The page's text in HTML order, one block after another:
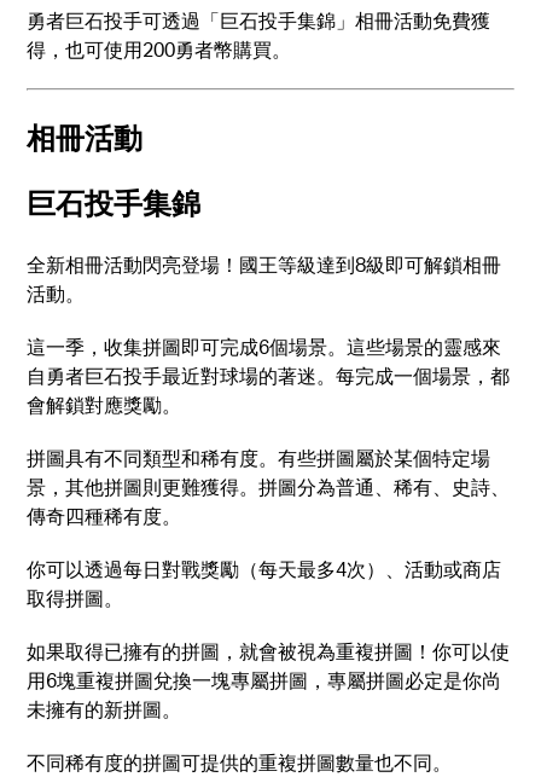
勇者巨石投手可透過「巨石投手集錦」相冊活動免費獲
得，也可使用200勇者幣購買。
相冊活動
巨石投手集錦
全新相冊活動閃亮登場！國王等級達到8級即可解鎖相冊
活動。
這一季，收集拼圖即可完成6個場景。這些場景的靈感來
自勇者巨石投手最近對球場的著迷。每完成一個場景，都
會解鎖對應獎勵。
拼圖具有不同類型和稀有度。有些拼圖屬於某個特定場
景，其他拼圖則更難獲得。拼圖分為普通、稀有、史詩、
傳奇四種稀有度。
你可以透過每日對戰獎勵（每天最多4次）、活動或商店
取得拼圖。
如果取得已擁有的拼圖，就會被視為重複拼圖！你可以使
用6塊重複拼圖兌換一塊專屬拼圖，專屬拼圖必定是你尚
未擁有的新拼圖。
不同稀有度的拼圖可提供的重複拼圖數量也不同。